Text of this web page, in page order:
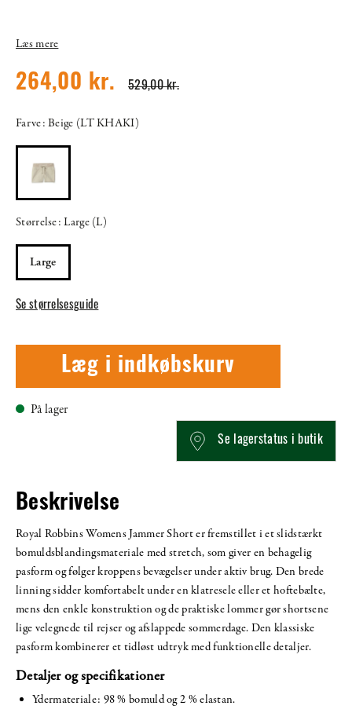
Læs mere
529,00 kr.
264,00 kr.
Farve: Beige (LT KHAKI)
Størrelse: Large (L)
Large
Se størrelsesguide
Læg i indkøbskurv
På lager
Se lagerstatus i butik
Beskrivelse
Royal Robbins Womens Jammer Short er fremstillet i et slidstærkt
bomuldsblandingsmateriale med stretch, som giver en behagelig
pasform og følger kroppens bevægelser under aktiv brug. Den brede
linning sidder komfortabelt under en klatresele eller et hoftebælte,
mens den enkle konstruktion og de praktiske lommer gør shortsene
lige velegnede til rejser og afslappede sommerdage. Den klassiske
pasform kombinerer et tidløst udtryk med funktionelle detaljer.
Detaljer og specifikationer
Ydermateriale: 98 % bomuld og 2 % elastan.